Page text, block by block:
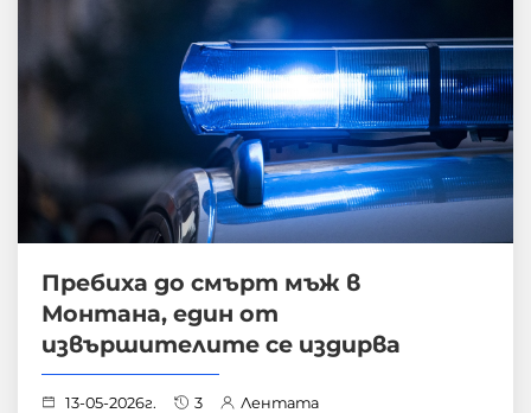
Пребиха до смърт мъж в
Монтана, един от
извършителите се издирва
13-05-2026г. 3 Лентата